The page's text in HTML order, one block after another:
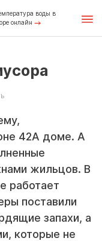
воды в
онлайн
42А доме. А
жильцов. В
работает
поставили
запахи, а
которые не